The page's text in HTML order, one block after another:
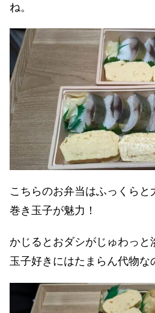
ね。
こちらのお弁当はふっくらと
巻き玉子が魅力！
かじるとおダシがじゅわっと
玉子好きにはたまらん代物な